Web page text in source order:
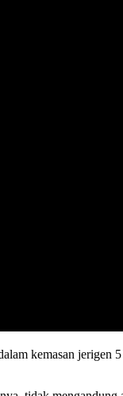
kemasan jerigen